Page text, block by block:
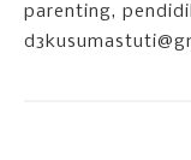
parenting,